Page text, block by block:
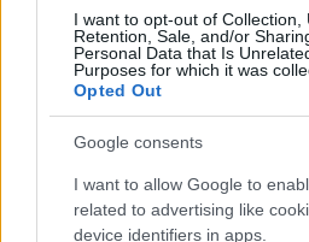
I want to opt-out of Collection,
Retention, Sale, and/or
Personal Data that Is
Purposes for which it was
Opted Out
Google consents
I want to allow Google to
related to advertising like
device identifiers in apps.
Προσωπικός Βοηθός:
αιτήσεις στις 24
αλλάζει στο πρόγραμμα
Σωφρονιστικά
προσλήψεις χωρίς